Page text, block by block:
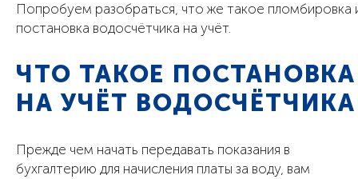
Попробуем разобраться, что же такое пломбировка
постановка водосчётчика на учёт.
ЧТО ТАКОЕ ПОСТАНОВКА
НА УЧЁТ ВОДОСЧЁТЧИКА
Прежде чем начать передавать показания в
бухгалтерию для начисления платы за воду, вам